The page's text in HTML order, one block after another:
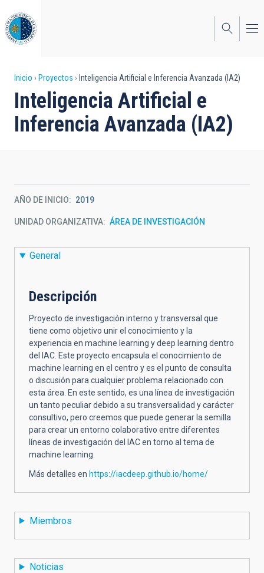
al
contenido
principal
Sobrescribir
enlaces
de
la
navegación
Inicio Proyectos Inteligencia Artificial e Inferencia Avanzada (IA2)
Inteligencia Artificial e
Inferencia Avanzada (IA2)
AÑO DE INICIO 2019
UNIDAD ORGANIZATIVA ÁREA DE INVESTIGACIÓN
General
Descripción
Proyecto de investigación interno y transversal que
tiene como objetivo unir el conocimiento y la
experiencia en machine learning y deep learning dentro
del IAC. Este proyecto encapsula el conocimiento de
machine learning en el centro y es el punto de consulta
o discusión para cualquier problema relacionado con
esta área. En este sentido, es una línea de investigación
un tanto peculiar debido a su transversalidad y carácter
consultivo, pero creemos que puede generar la semilla
para crear un entorno colaborativo entre diferentes
líneas de investigación del IAC en torno al tema de
machine learning.
Más detalles en https://iacdeep.github.io/home/
Miembros
Noticias